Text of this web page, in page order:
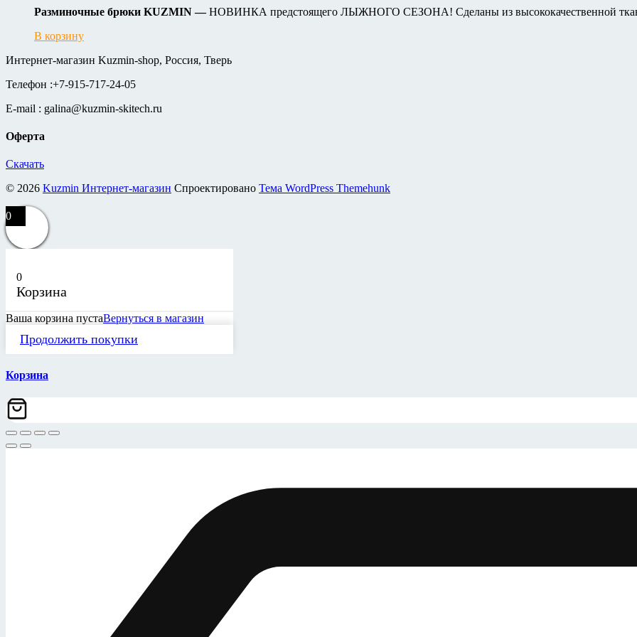
Разминочные брюки KUZMIN—НОВИНКА предстоящего ЛЫЖНОГО СЕЗОНА! Сделаны из высококачественной ткани,
В корзину
Интернет-магазин Kuzmin-shop, Россия, Тверь
Телефон :+7-915-717-24-05
E-mail : galina@kuzmin-skitech.ru
Оферта
Скачать
© 2026 Kuzmin Интернет-магазин Спроектировано Тема WordPress Themehunk
0
0
Корзина
Ваша корзина пустаВернуться в магазин
Продолжить покупки
Корзина